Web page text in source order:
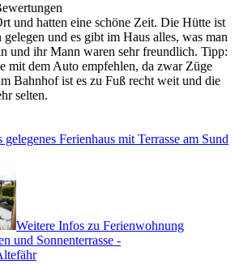
und hatten eine schöne Zeit. Die Hütte ist
gelegen und es gibt im Haus alles, was man
und ihr Mann waren sehr freundlich. Tipp:
mit dem Auto empfehlen, da zwar Züge
Bahnhof ist es zu Fuß recht weit und die
selten.
Ferienhaus mit Terrasse am Sund
Weitere Infos zu Ferienwohnung
und Sonnenterrasse -